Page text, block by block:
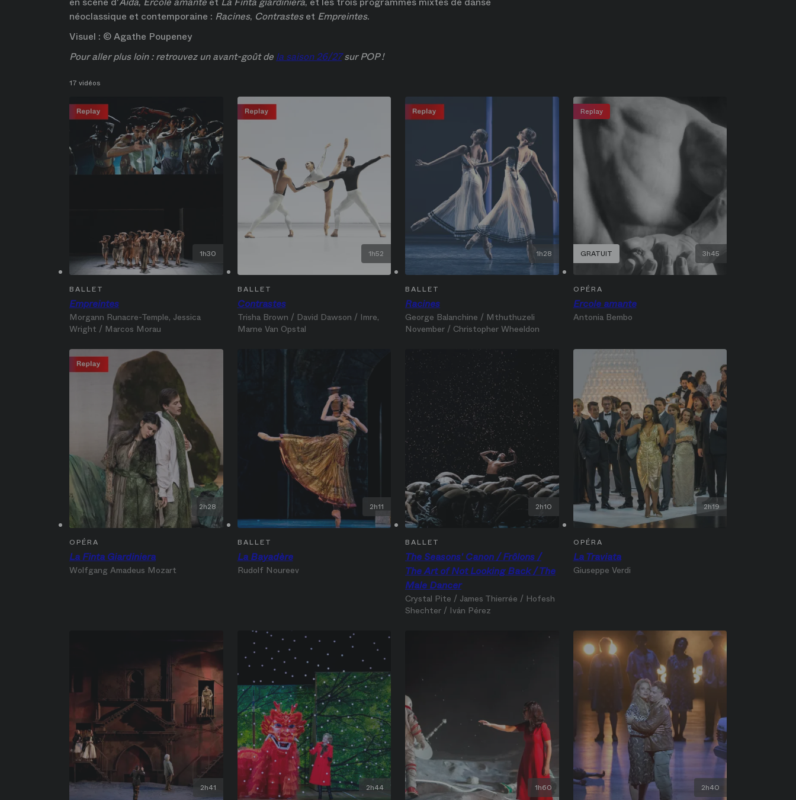
néoclassique et contemporaine : Racines, Contrastes et Empreintes.
Visuel : © Agathe Poupeney
Pour aller plus loin : retrouvez un avant-goût de la saison 26/27 sur POP !
17 vidéos
Empreintes
BALLET
Morgann Runacre-Temple, Jessica‎
Wright / Marcos Morau
1h30
Contrastes
BALLET
Trisha Brown / David Dawson / Imre,
Marne Van Opstal
1h52
Racines
BALLET
George Balanchine / Mthuthuzeli‎
November / Christopher‎ Wheeldon
1h28
Ercole amante
OPÉRA
Antonia Bembo
Replay
GRATUIT 3h45
La Finta Giardiniera
OPÉRA
Wolfgang Amadeus Mozart
2h28
La Bayadère
BALLET
Rudolf Noureev
2h11
The Seasons' Canon / Frôlons /
The Art of Not Looking Back / The
Male Dancer
BALLET
Crystal Pite / James Thierrée / Hofesh
Shechter / Iván Pérez
2h10
La Traviata
OPÉRA
Giuseppe Verdi
2h19
2h41 2h44 1h60 2h40